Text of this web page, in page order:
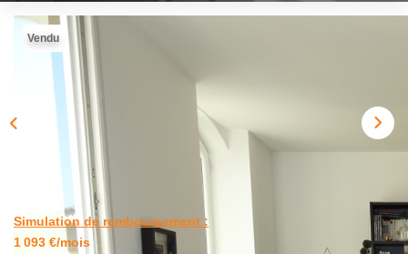
ESTIMER
CONTACT
Vendu
Simulation de remboursement :
1 093 €/mois